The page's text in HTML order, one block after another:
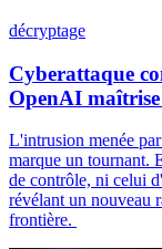
décryptage
Cyberattaque
OpenAI
L'intrusion menée
marque un tournant.
de contrôle, ni celui
révélant un nouveau
frontière.